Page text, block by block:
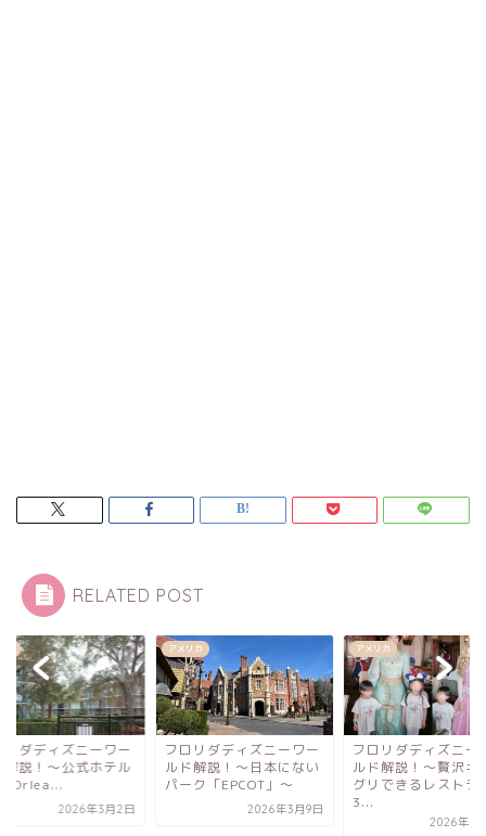
RELATED POST
リダディズニーワー
解説！〜日本にない
「EPCOT」〜
2026年3月9日
アメリカ
フロリダディズニーワー
ルド解説！〜贅沢キャラ
グリできるレストラン
アメリカ
フロリダディズニー
ルド解説！〜公式ホ
Port Orlea...